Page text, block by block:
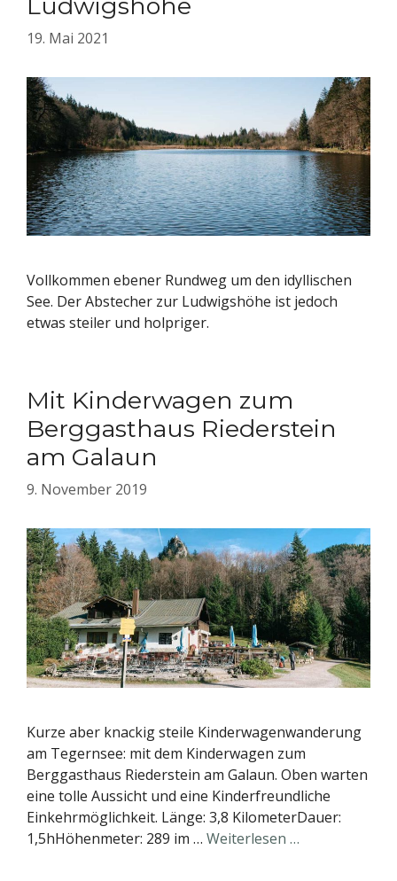
19. Mai 2021
Vollkommen ebener Rundweg um den idyllischen
See. Der Abstecher zur Ludwigshöhe ist jedoch
etwas steiler und holpriger.
Mit Kinderwagen zum
Berggasthaus Riederstein
am Galaun
9. November 2019
Kurze aber knackig steile Kinderwagenwanderung
am Tegernsee: mit dem Kinderwagen zum
Berggasthaus Riederstein am Galaun. Oben warten
eine tolle Aussicht und eine Kinderfreundliche
Einkehrmöglichkeit. Länge: 3,8 KilometerDauer:
1,5hHöhenmeter: 289 im … Weiterlesen …